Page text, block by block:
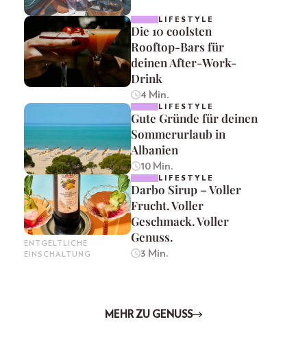
LIFESTYLE
Die 10 coolsten
Rooftop-Bars für
deinen After-Work-
Drink
4 Min.
LIFESTYLE
Gute Gründe für deinen
Sommerurlaub in
Albanien
10 Min.
ENTGELTLICHE
EINSCHALTUNG
LIFESTYLE
Darbo Sirup – Voller
Frucht. Voller
Geschmack. Voller
Genuss.
3 Min.
MEHR ZU GENUSS